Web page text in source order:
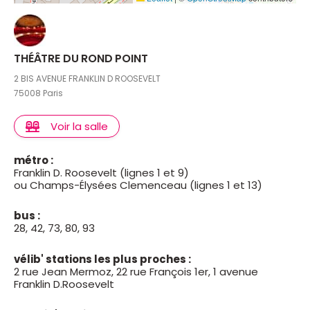
femme dans tous ses états. Sans gravité se
déploient un quotidien tragique, des jeux de séduction
enfantins, qui virent au drame avec une douceur
joyeuse.
THÉÂTRE DU ROND POINT
2 BIS AVENUE FRANKLIN D ROOSEVELT
75008 Paris
Voir la salle
métro :
Franklin D. Roosevelt (lignes 1 et 9)
ou Champs-Élysées Clemenceau (lignes 1 et 13)
bus :
28, 42, 73, 80, 93
vélib' stations les plus proches :
2 rue Jean Mermoz, 22 rue François 1er, 1 avenue
Franklin D.Roosevelt